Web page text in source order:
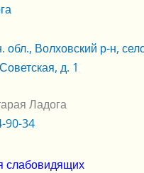
обл., Волховский р-н,
д. 1
90-34
слабовидящих